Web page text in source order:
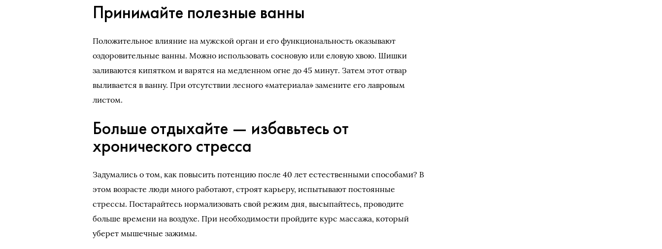
Принимайте полезные ванны
Положительное влияние на мужской орган и его функциональность оказывают
оздоровительные ванны. Можно использовать сосновую или еловую хвою. Шишки
заливаются кипятком и варятся на медленном огне до 45 минут. Затем этот отвар
выливается в ванну. При отсутствии лесного «материала» замените его лавровым
листом.
Больше отдыхайте — избавьтесь от
хронического стресса
Задумались о том, как повысить потенцию после 40 лет естественными способами? В
этом возрасте люди много работают, строят карьеру, испытывают постоянные
стрессы. Постарайтесь нормализовать свой режим дня, высыпайтесь, проводите
больше времени на воздухе. При необходимости пройдите курс массажа, который
уберет мышечные зажимы.